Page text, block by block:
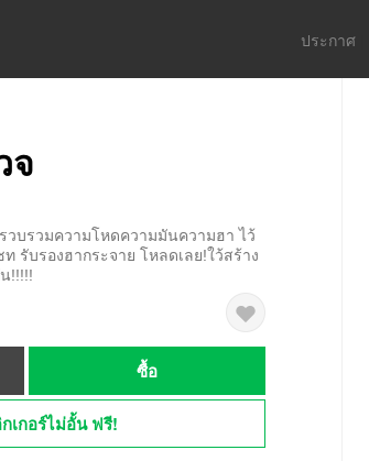
ประกาศ
จ
วบรวมความโหดความมันความฮา ไว้
รับรองฮากระจาย โหลดเลย!ใว้สร้าง
!!!!!
ซื้อ
เกอร์ไม่อั้น ฟรี!